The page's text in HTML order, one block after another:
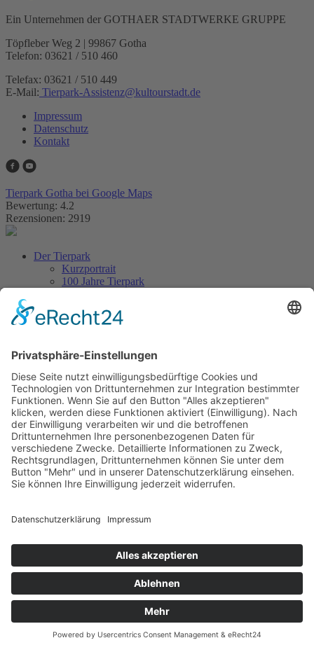
Ein Unternehmen der GOTHAER STADTWERKE GRUPPE
Töpfleber Weg 2 | 99867 Gotha
Telefon: 03621 / 510 460
Telefax: 03621 / 510 449
E-Mail: Tierpark-Assistenz@kultourstadt.de
Impressum
Datenschutz
Kontakt
Tierpark Gotha bei Google Maps
Bewertung: 4.2
Rezensionen: 2919
Der Tierpark
Kurzportrait
100 Jahre Tierpark
Artenschutz
Lageplan
Anfahrt & Parken
Gastronomie
Barrierefreiheit
Kontakt
Erlebniswelt
Veranstaltungen
Höhepunkte & Feste
Ferienprogramm
Neuigkeiten
Tierpatenschaft
Unsere Partner
Tierische Wunschliste
Eintrittspreise
Lageplan
Unterstützen